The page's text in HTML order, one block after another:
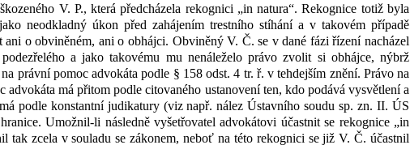
V. P., která předcházela rekognici „in natura“. Rekognice totiž byla
neodkladný úkon před zahájením trestního stíhání a v takovém případě
ani o obviněném, ani o obhájci. Obviněný V. Č. se v dané fázi řízení nacházel
a jako takovému mu nenáleželo právo zvolit si obhájce, nýbrž
právní pomoc advokáta podle § 158 odst. 4 tr. ř. v tehdejším znění. Právo na
advokáta má přitom podle citovaného ustanovení ten, kdo podává vysvětlení a
podle konstantní judikatury (viz např. nález Ústavního soudu sp. zn. II. ÚS
Umožnil-li následně vyšetřovatel advokátovi účastnit se rekognice „in
tak zcela v souladu se zákonem, neboť na této rekognici se již V. Č. účastnil